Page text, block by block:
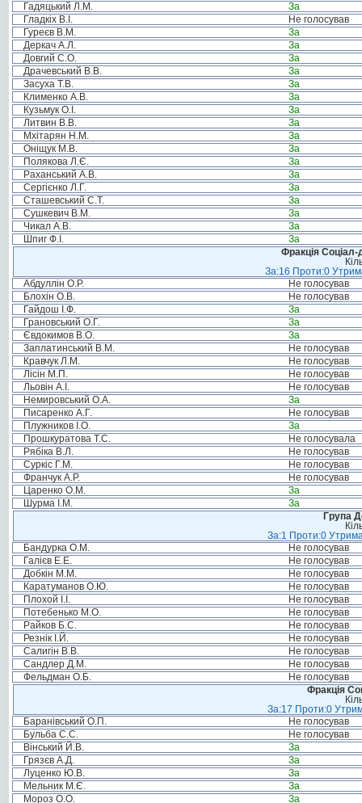
Гадяцький Л.М.
За
Гладкіх В.І.
Не голосував
Гуреєв В.М.
За
Деркач А.Л.
За
Довгий С.О.
За
Драчевський В.В.
За
Засуха Т.В.
За
Клименко А.В.
За
Кузьмук О.І.
За
Литвин В.В.
За
Мхітарян Н.М.
За
Оніщук М.В.
За
Полякова Л.Є.
За
Раханський А.В.
За
Сергієнко Л.Г.
За
Сташевський С.Т.
За
Сушкевич В.М.
За
Чикал А.В.
За
Шпиг Ф.І.
За
Фракція Соціал-
За:16 Проти:0
Абдуллін О.Р.
Не голосував
Блохін О.В.
Не голосував
Гайдош І.Ф.
За
Грановський О.Г.
За
Євдокимов В.О.
За
Заплатинський В.М.
Не голосував
Кравчук Л.М.
Не голосував
Лісін М.П.
Не голосував
Льовін А.І.
Не голосував
Немировський О.А.
За
Писаренко А.Г.
Не голосував
Плужников І.О.
За
Прошкуратова Т.С.
Не голосувала
Рябіка В.Л.
Не голосував
Суркіс Г.М.
Не голосував
Франчук А.Р.
Не голосував
Царенко О.М.
За
Шурма І.М.
За
Група
За:1 Проти:0
Бандурка О.М.
Не голосував
Галієв Е.Е.
Не голосував
Добкін М.М.
Не голосував
Каратуманов О.Ю.
Не голосував
Плохой І.І.
Не голосував
Потебенько М.О.
Не голосував
Райков Б.С.
Не голосував
Резнік І.Й.
Не голосував
Салигін В.В.
Не голосував
Сандлер Д.М.
Не голосував
Фельдман О.Б.
Не голосував
Фракція
За:17 Проти:0
Баранівський О.П.
Не голосував
Бульба С.С.
Не голосував
Вінський Й.В.
За
Грязєв А.Д.
За
Луценко Ю.В.
За
Мельник М.Є.
За
Мороз О.О.
За